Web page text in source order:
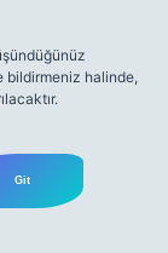
bildirmeniz halinde,